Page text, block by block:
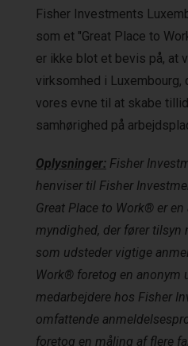
Fisher Investments
som et "Great Place to
er ikke blot et bevis på, at
virksomhed i
vores evne til at skabe
samhørighed på
Oplysninger: Fisher
henviser til Fisher
Great Place to Work® er
myndighed, der fører tilsyn
som udsteder vigtige
Work® foretog en anonym
medarbejdere hos Fisher
omfattende
foretog en måling af flere